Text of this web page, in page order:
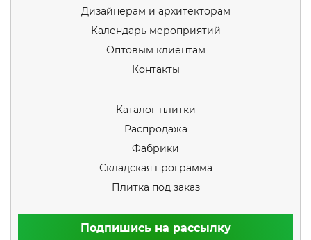
Дизайнерам и архитекторам
Календарь мероприятий
Оптовым клиентам
Контакты
Каталог плитки
Распродажа
Фабрики
Складская программа
Плитка под заказ
Подпишись на рассылку